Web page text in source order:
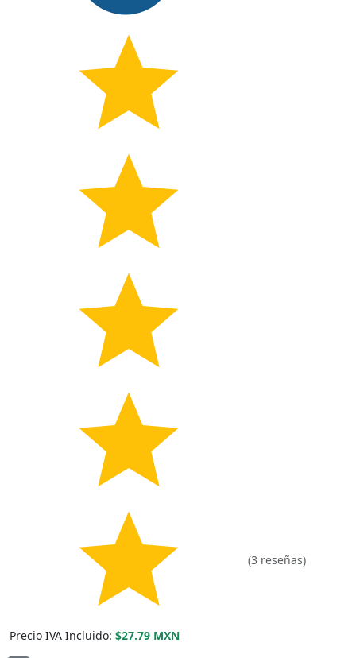
(3 reseñas)
Precio IVA Incluido: $27.79 MXN